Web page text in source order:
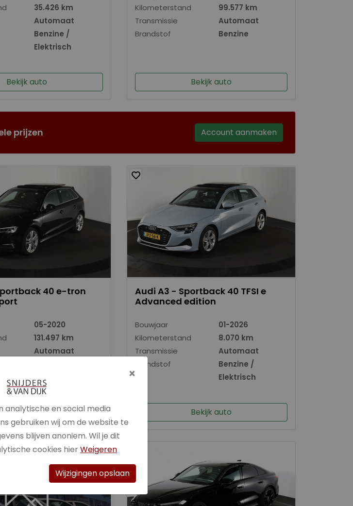
35.426 km
Automaat
Benzine /
Elektrisch
Bekijk auto
Kilometerstand
99.577 km
Transmissie
Automaat
Brandstof
Benzine
Bekijk auto
prijzen Account aanmaken
40 e-tron
05-2020
131.497 km
Automaat
Elektrisch
Bekijk auto
Audi A3 - Sportback 40 TFSI e
Advanced edition
Bouwjaar
01-2026
Kilometerstand
8.070 km
Transmissie
Automaat
Brandstof
Benzine /
Elektrisch
Bekijk auto
×
analytische en social media
gebruiken wij om de website te
blijven anoniem. Wil je dit
cookies hierWeigeren
Wijzigingen opslaan